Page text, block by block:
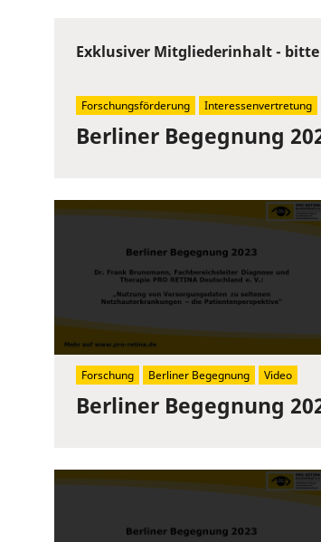
Berliner Begegnung
Exklusiver Mitgliederinhalt - bitte
Forschungsförderung Interessenvertretung
Berliner Begegnung
Forschung Berliner Begegnung Video